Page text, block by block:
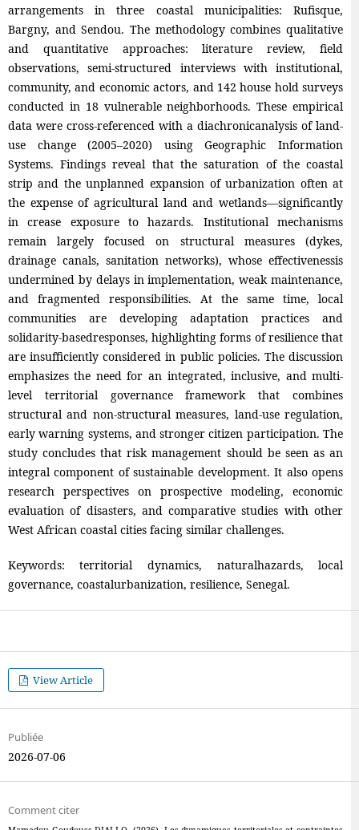
arrangements in three coastal municipalities: Rufisque,
Bargny, and Sendou. The methodology combines qualitative
and quantitative approaches: literature review, field
observations, semi-structured interviews with institutional,
community, and economic actors, and 142 house hold surveys
conducted in 18 vulnerable neighborhoods. These empirical
data were cross-referenced with a diachronicanalysis of land-
use change (2005–2020) using Geographic Information
Systems. Findings reveal that the saturation of the coastal
strip and the unplanned expansion of urbanization often at
the expense of agricultural land and wetlands—significantly
in crease exposure to hazards. Institutional mechanisms
remain largely focused on structural measures (dykes,
drainage canals, sanitation networks), whose effectivenessis
undermined by delays in implementation, weak maintenance,
and fragmented responsibilities. At the same time, local
communities are developing adaptation practices and
solidarity-basedresponses, highlighting forms of resilience that
are insufficiently considered in public policies. The discussion
emphasizes the need for an integrated, inclusive, and multi-
level territorial governance framework that combines
structural and non-structural measures, land-use regulation,
early warning systems, and stronger citizen participation. The
study concludes that risk management should be seen as an
integral component of sustainable development. It also opens
research perspectives on prospective modeling, economic
evaluation of disasters, and comparative studies with other
West African coastal cities facing similar challenges.
Keywords: territorial dynamics, naturalhazards, local
governance, coastalurbanization, resilience, Senegal.
View Article
Publiée
2026-07-06
Comment citer